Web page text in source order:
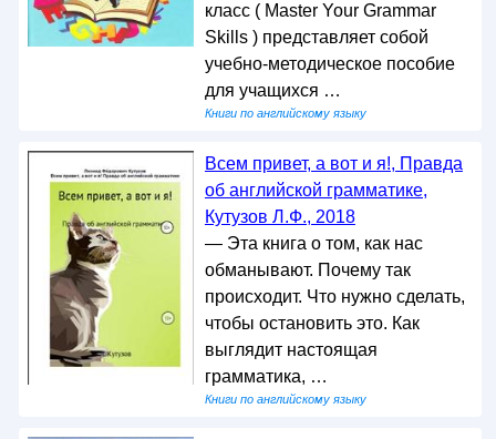
класс ( Master Your Grammar
Skills ) представляет собой
учебно-методическое пособие
для учащихся …
Книги по английскому языку
Всем привет, а вот и я!, Правда
об английской грамматике,
Кутузов Л.Ф., 2018
— Эта книга о том, как нас
обманывают. Почему так
происходит. Что нужно сделать,
чтобы остановить это. Как
выглядит настоящая
грамматика, …
Книги по английскому языку